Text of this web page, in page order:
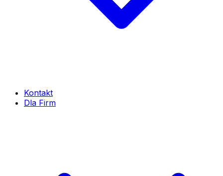
Kontakt
Dla Firm